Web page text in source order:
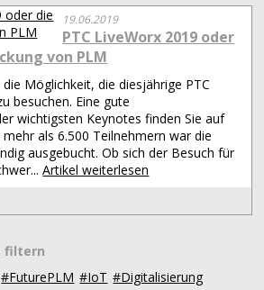
19.06.2019
PTC LiveWorx 2019 oder
von PLM
Möglichkeit, die diesjährige PTC
besuchen. Eine gute
wichtigsten Keynotes finden Sie auf
als 6.500 Teilnehmern war die
ausgebucht. Ob sich der Besuch für
Artikel weiterlesen
filtern
#FuturePLM #IoT #Digitalisierung